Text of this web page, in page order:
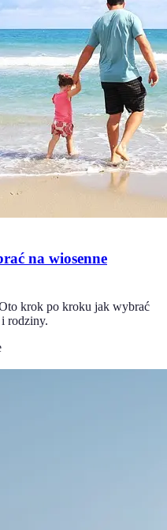
na wiosenne
krok po kroku jak wybrać
rodziny.